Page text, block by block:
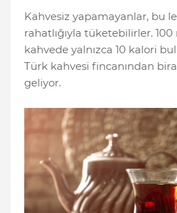
Kahvesiz yapamayanlar, bu
rahatlığıyla tüketebilirler.
kahvede yalnızca 10 kalori
Türk kahvesi fincanından
geliyor.